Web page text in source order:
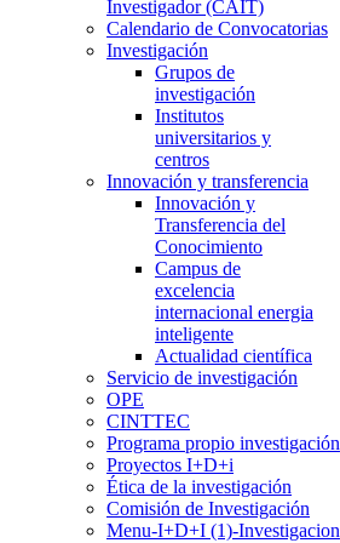
Investigador (CAIT)
Calendario de Convocatorias
Investigación
Grupos de
investigación
Institutos
universitarios y
centros
Innovación y transferencia
Innovación y
Transferencia del
Conocimiento
Campus de
excelencia
internacional energia
inteligente
Actualidad científica
Servicio de investigación
OPE
CINTTEC
Programa propio investigación
Proyectos I+D+i
Ética de la investigación
Comisión de Investigación
Menu-I+D+I (1)-Investigacion